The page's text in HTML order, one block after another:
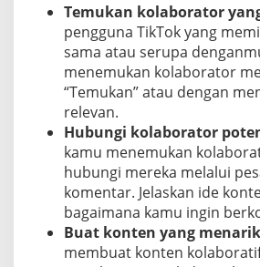
Temukan kolaborator
pengguna TikTok yang
sama atau serupa
menemukan kolaborator
“Temukan” atau dengan
relevan.
Hubungi kolaborator
kamu menemukan
hubungi mereka melalui
komentar. Jelaskan ide
bagaimana kamu ingin
Buat konten yang
membuat konten